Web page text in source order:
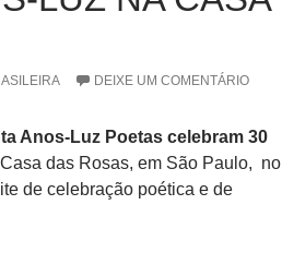
DEIXE UM COMENTÁRIO
Anos-Luz Poetas celebram 30
Casa das Rosas, em São Paulo, no
de celebração poética e de